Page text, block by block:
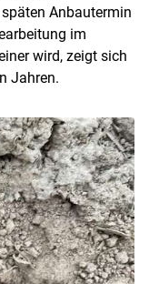
Anbautermin
im
wird, zeigt sich
Jahren.